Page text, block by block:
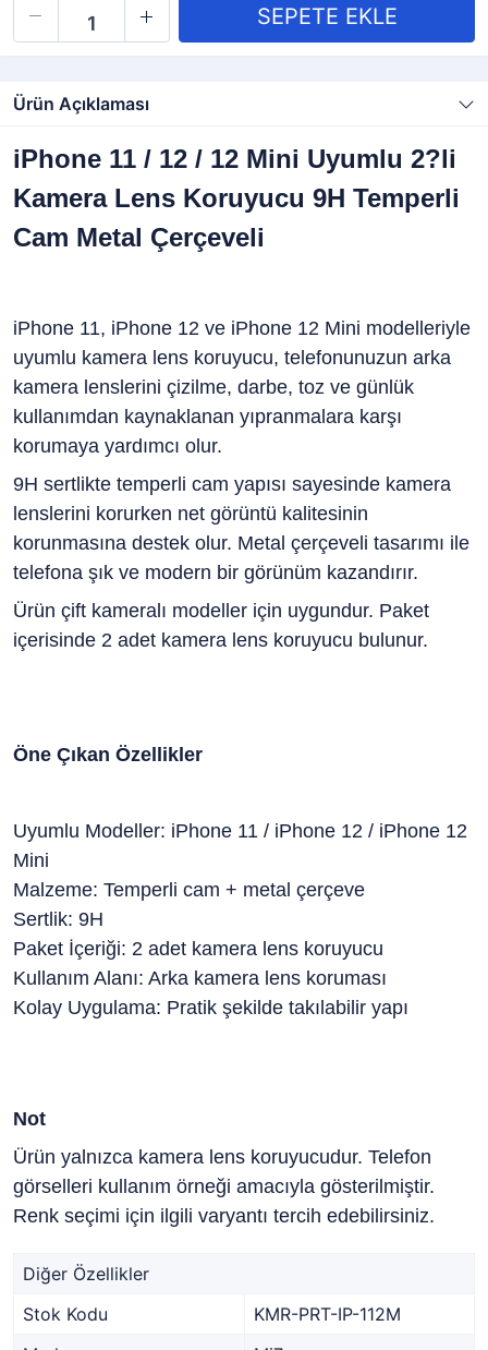
Ürün Açıklaması
iPhone 11 / 12 / 12 Mini Uyumlu 2?li
Kamera Lens Koruyucu 9H Temperli
Cam Metal Çerçeveli
iPhone 11, iPhone 12 ve iPhone 12 Mini modelleriyle
uyumlu kamera lens koruyucu, telefonunuzun arka
kamera lenslerini çizilme, darbe, toz ve günlük
kullanımdan kaynaklanan yıpranmalara karşı
korumaya yardımcı olur.
9H sertlikte temperli cam yapısı sayesinde kamera
lenslerini korurken net görüntü kalitesinin
korunmasına destek olur. Metal çerçeveli tasarımı ile
telefona şık ve modern bir görünüm kazandırır.
Ürün çift kameralı modeller için uygundur. Paket
içerisinde 2 adet kamera lens koruyucu bulunur.
Öne Çıkan Özellikler
Uyumlu Modeller: iPhone 11 / iPhone 12 / iPhone 12
Mini
Malzeme: Temperli cam + metal çerçeve
Sertlik: 9H
Paket İçeriği: 2 adet kamera lens koruyucu
Kullanım Alanı: Arka kamera lens koruması
Kolay Uygulama: Pratik şekilde takılabilir yapı
Not
Ürün yalnızca kamera lens koruyucudur. Telefon
görselleri kullanım örneği amacıyla gösterilmiştir.
Renk seçimi için ilgili varyantı tercih edebilirsiniz.
Diğer Özellikler
Stok Kodu
KMR-PRT-IP-112M